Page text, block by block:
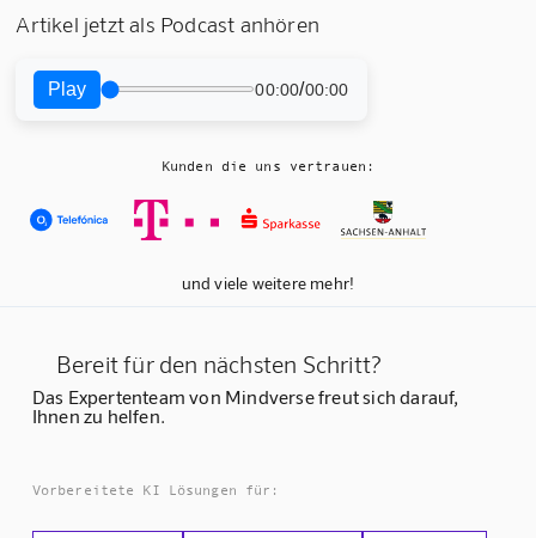
Artikel jetzt als Podcast anhören
Play 00:00/00:00
Kunden die uns vertrauen:
und viele weitere mehr!
Bereit für den nächsten Schritt?
Das Expertenteam von Mindverse freut sich darauf,
Ihnen zu helfen.
Vorbereitete KI Lösungen für: